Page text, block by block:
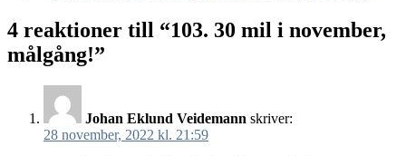
4 reaktioner till “103. 30 mil i november,
målgång!”
Johan Eklund Veidemann skriver:
28 november, 2022 kl. 21:59